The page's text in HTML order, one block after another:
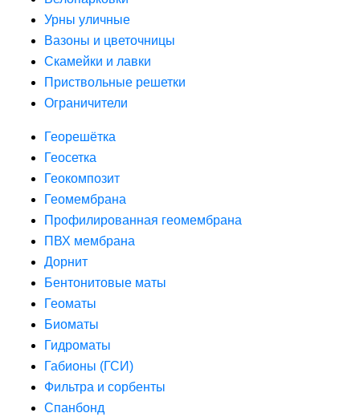
Урны уличные
Вазоны и цветочницы
Скамейки и лавки
Приствольные решетки
Ограничители
Георешётка
Геосетка
Геокомпозит
Геомембрана
Профилированная геомембрана
ПВХ мембрана
Дорнит
Бентонитовые маты
Геоматы
Биоматы
Гидроматы
Габионы (ГСИ)
Фильтра и сорбенты
Спанбонд